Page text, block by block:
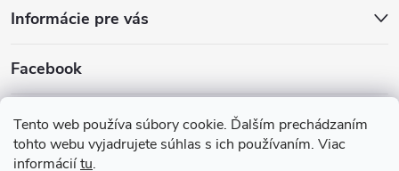
Tento web používa súbory cookie. Ďalším prechádzaním
tohto webu vyjadrujete súhlas s ich používaním. Viac
informáciítu.
Informácie pre vás
Facebook
Prijímame online platby